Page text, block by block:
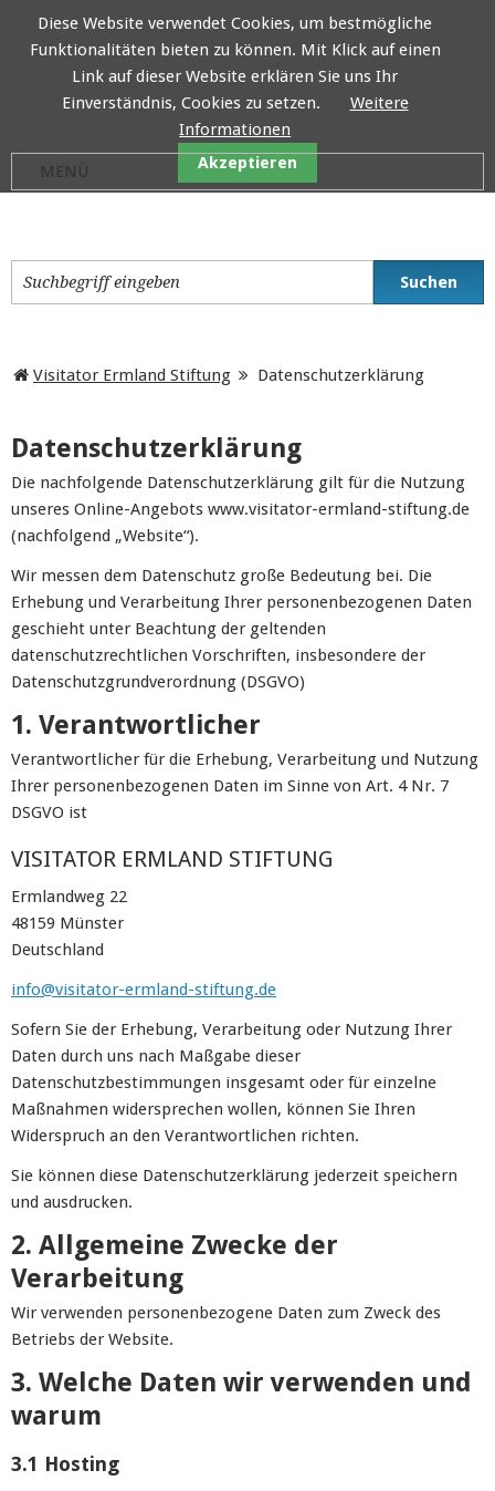
Visitator Ermland Stiftung Datenschutzerklärung
Datenschutzerklärung
Die nachfolgende Datenschutzerklärung gilt für die Nutzung
unseres Online-Angebots www.visitator-ermland-stiftung.de
(nachfolgend „Website“).
Wir messen dem Datenschutz große Bedeutung bei. Die
Erhebung und Verarbeitung Ihrer personenbezogenen Daten
geschieht unter Beachtung der geltenden
datenschutzrechtlichen Vorschriften, insbesondere der
Datenschutzgrundverordnung (DSGVO)
1. Verantwortlicher
Verantwortlicher für die Erhebung, Verarbeitung und Nutzung
Ihrer personenbezogenen Daten im Sinne von Art. 4 Nr. 7
DSGVO ist
VISITATOR ERMLAND STIFTUNG
Ermlandweg 22
48159 Münster
Deutschland
info@visitator-ermland-stiftung.de
Sofern Sie der Erhebung, Verarbeitung oder Nutzung Ihrer
Daten durch uns nach Maßgabe dieser
Datenschutzbestimmungen insgesamt oder für einzelne
Maßnahmen widersprechen wollen, können Sie Ihren
Widerspruch an den Verantwortlichen richten.
Sie können diese Datenschutzerklärung jederzeit speichern
und ausdrucken.
2. Allgemeine Zwecke der
Verarbeitung
Wir verwenden personenbezogene Daten zum Zweck des
Betriebs der Website.
3. Welche Daten wir verwenden und
warum
3.1 Hosting
Diese Website verwendet Cookies, um bestmögliche
Funktionalitäten bieten zu können. Mit Klick auf einen
Link auf dieser Website erklären Sie uns Ihr
Einverständnis, Cookies zu setzen.
Weitere
Informationen
Akzeptieren